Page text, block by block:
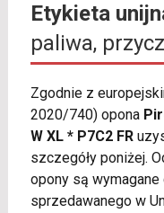
Etykieta
paliwa,
Zgodnie z
2020/740) opona
W XL * P7C2 FR
szczegóły poniżej.
opony są
sprzedawanego w